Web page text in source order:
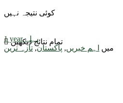
کوئی نتیجہ نہیں
تمام نتائج دیکھیں
1 year پہلے
میں
اہم خبریں, پاکستان, تازہ ترین